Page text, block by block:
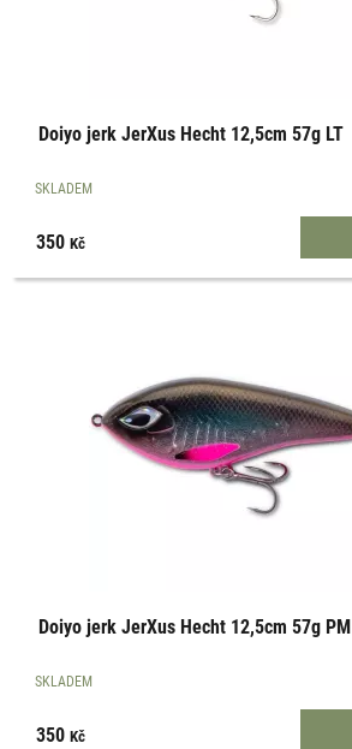
Doiyo jerk JerXus Hecht 12,5cm 57g LT
SKLADEM
350Kč
Doiyo jerk JerXus Hecht 12,5cm 57g PM
SKLADEM
350Kč